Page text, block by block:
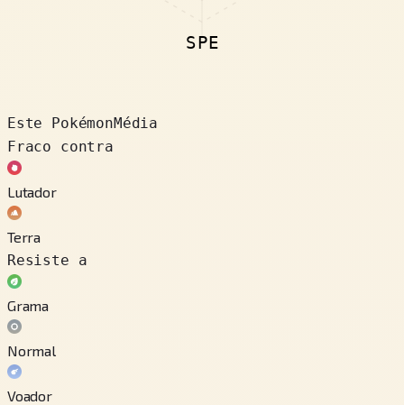
SPE
Este PokémonMédia
Fraco contra
Lutador
Terra
Resiste a
Grama
Normal
Voador